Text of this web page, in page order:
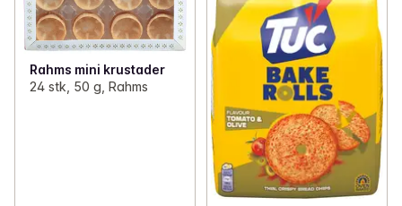
Rahms mini krustader
24 stk, 50 g, Rahms